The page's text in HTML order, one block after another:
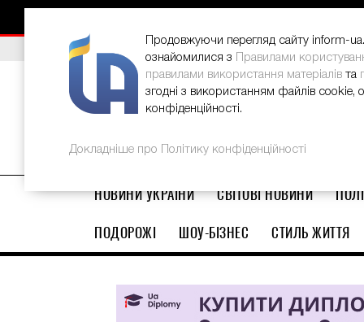
ВИБІР РЕДАКЦІЇ В Україні стартував ювілейний
НОВИНИ УКРАЇНИ СВІТОВІ НОВИНИ
ПОДОРОЖІ
ШОУ-БІЗНЕС СТИЛЬ ЖИТТЯ
Продовжуючи перегляд сайту inform-
ознайомилися з
Правилами
правилами використання матеріалів та
згодні з використанням файлів cookie,
конфіденційності.
Докладніше про Політику конфіденційності